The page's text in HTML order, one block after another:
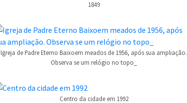
1849
Igreja de Padre Eterno Baixoem meados de 1956, após sua ampliação.
Observa se um relógio no topo_
Centro da cidade em 1992